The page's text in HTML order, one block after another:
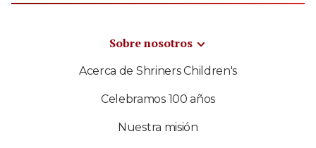
Sobre nosotros
Acerca de Shriners Children's
Celebramos 100 años
Nuestra misión